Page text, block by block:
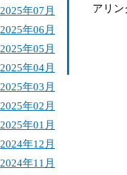
2025年07月
2025年06月
2025年05月
2025年04月
2025年03月
2025年02月
2025年01月
2024年12月
2024年11月
アリン